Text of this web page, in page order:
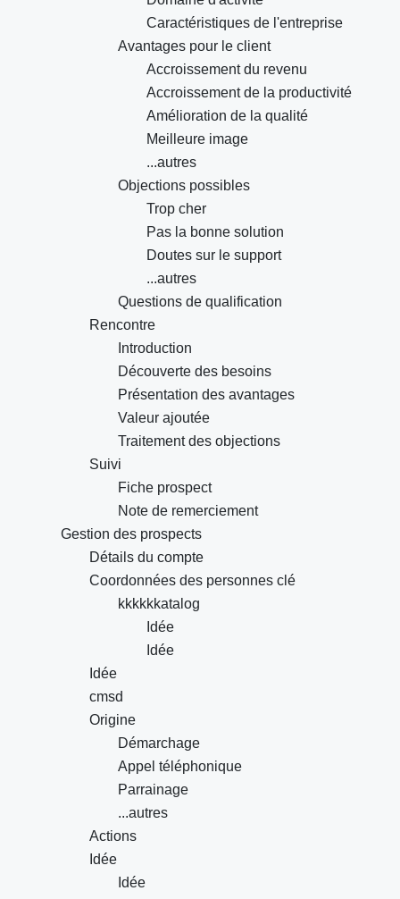
Caractéristiques de l'entreprise
Avantages pour le client
Accroissement du revenu
Accroissement de la productivité
Amélioration de la qualité
Meilleure image
...autres
Objections possibles
Trop cher
Pas la bonne solution
Doutes sur le support
...autres
Questions de qualification
Rencontre
Introduction
Découverte des besoins
Présentation des avantages
Valeur ajoutée
Traitement des objections
Suivi
Fiche prospect
Note de remerciement
Gestion des prospects
Détails du compte
Coordonnées des personnes clé
kkkkkkatalog
Idée
Idée
Idée
cmsd
Origine
Démarchage
Appel téléphonique
Parrainage
...autres
Actions
Idée
Idée